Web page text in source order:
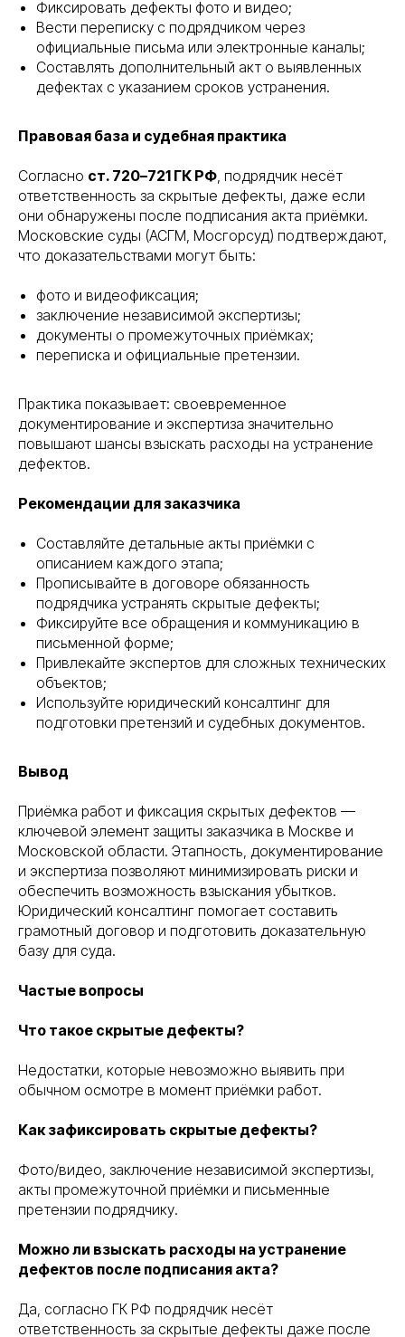
Фиксировать дефекты фото и видео;
Вести переписку с подрядчиком через
официальные письма или электронные каналы;
Составлять дополнительный акт о выявленных
дефектах с указанием сроков устранения.
Правовая база и судебная практика
Согласно ст. 720–721 ГК РФ, подрядчик несёт
ответственность за скрытые дефекты, даже если
они обнаружены после подписания акта приёмки.
Московские суды (АСГМ, Мосгорсуд) подтверждают,
что доказательствами могут быть:
фото и видеофиксация;
заключение независимой экспертизы;
документы о промежуточных приёмках;
переписка и официальные претензии.
Практика показывает: своевременное
документирование и экспертиза значительно
повышают шансы взыскать расходы на устранение
дефектов.
Рекомендации для заказчика
Составляйте детальные акты приёмки с
описанием каждого этапа;
Прописывайте в договоре обязанность
подрядчика устранять скрытые дефекты;
Фиксируйте все обращения и коммуникацию в
письменной форме;
Привлекайте экспертов для сложных технических
объектов;
Используйте юридический консалтинг для
подготовки претензий и судебных документов.
Вывод
Приёмка работ и фиксация скрытых дефектов —
ключевой элемент защиты заказчика в Москве и
Московской области. Этапность, документирование
и экспертиза позволяют минимизировать риски и
обеспечить возможность взыскания убытков.
Юридический консалтинг помогает составить
грамотный договор и подготовить доказательную
базу для суда.
Частые вопросы
Что такое скрытые дефекты?
Недостатки, которые невозможно выявить при
обычном осмотре в момент приёмки работ.
Как зафиксировать скрытые дефекты?
Фото/видео, заключение независимой экспертизы,
акты промежуточной приёмки и письменные
претензии подрядчику.
Можно ли взыскать расходы на устранение
дефектов после подписания акта?
Да, согласно ГК РФ подрядчик несёт
ответственность за скрытые дефекты даже после